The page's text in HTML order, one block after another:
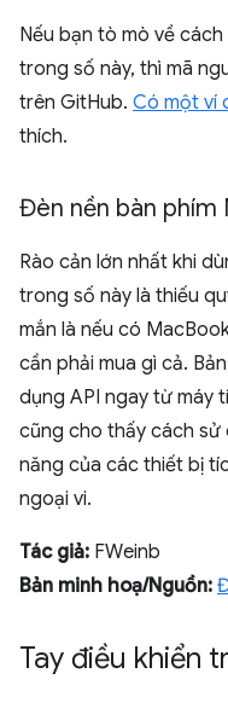
Nếu bạn tò mò về
trong số này, thì mã
trên GitHub. Có một ví
thích.
Đèn nền bàn phím
Rào cản lớn nhất khi
trong số này là thiếu
mắn là nếu có
cần phải mua gì cả.
dụng API ngay từ máy
cũng cho thấy cách sử
năng của các thiết bị
ngoại vi.
Tác giả: FWeinb
Bản minh hoạ/Nguồn:
Tay điều khiển